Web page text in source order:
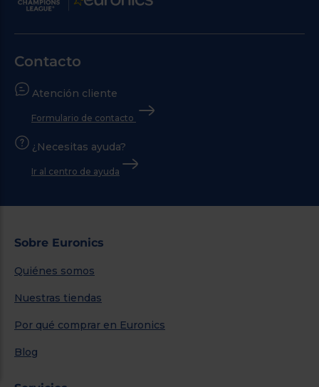
Contacto
Atención cliente
Formulario de contacto
¿Necesitas ayuda?
Ir al centro de ayuda
Sobre Euronics
Quiénes somos
Nuestras tiendas
Por qué comprar en Euronics
Blog